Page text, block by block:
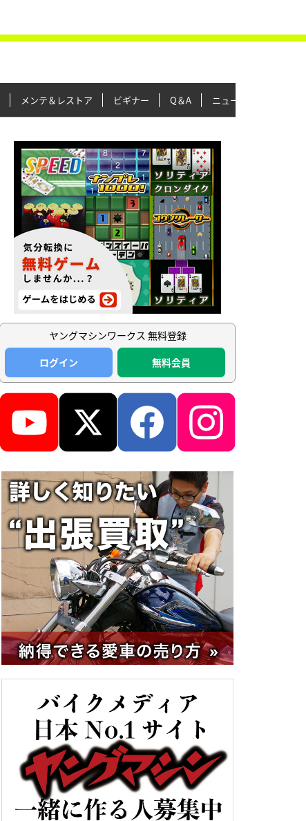
メンテ＆レストア ビギナー Q＆A ニュース＆トピックス
ヤングマシンワークス 無料登録
ログイン
無料会員